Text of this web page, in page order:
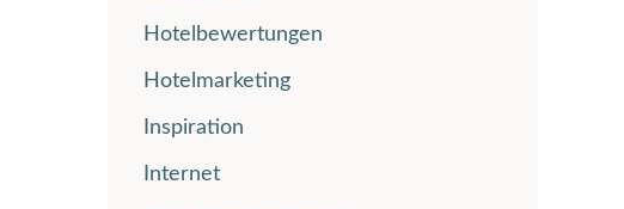
Hotelbewertungen
Hotelmarketing
Inspiration
Internet